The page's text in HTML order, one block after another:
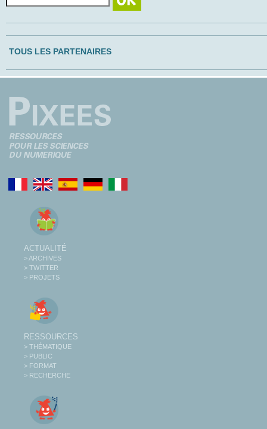
TOUS LES PARTENAIRES
ACTUALITÉ
> ARCHIVES
> TWITTER
> PROJETS
RESSOURCES
> THÉMATIQUE
> PUBLIC
> FORMAT
> RECHERCHE